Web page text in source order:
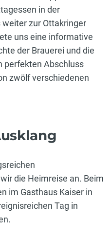
in der
zur Ottakringer
uns eine informative
der Brauerei und die
perfekten Abschluss
zwölf verschiedenen
die Heimreise an. Beim
im Gasthaus Kaiser in
Tag in